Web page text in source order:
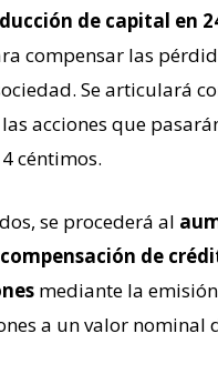
de capital en
compensar las
Se articulará
acciones que
céntimos.
se procederá al
de
mediante la
a un valor nominal